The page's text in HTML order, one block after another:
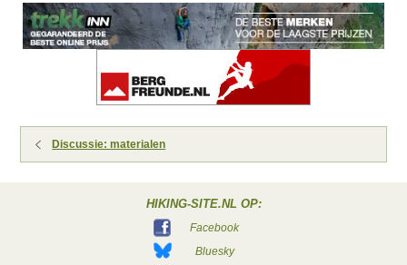
Discussie: materialen
HIKING-SITE.NL OP:
Facebook
Bluesky